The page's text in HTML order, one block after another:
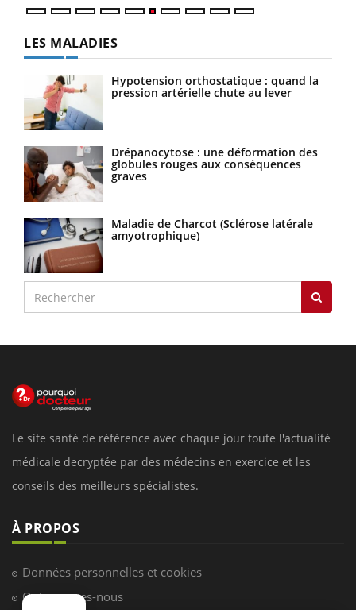
LES MALADIES
Hypotension orthostatique : quand la
pression artérielle chute au lever
Drépanocytose : une déformation des
globules rouges aux conséquences
graves
Maladie de Charcot (Sclérose latérale
amyotrophique)
Le site santé de référence avec chaque jour toute l'actualité
médicale decryptée par des médecins en exercice et les
conseils des meilleurs spécialistes.
À PROPOS
Données personnelles et cookies
Qui sommes-nous